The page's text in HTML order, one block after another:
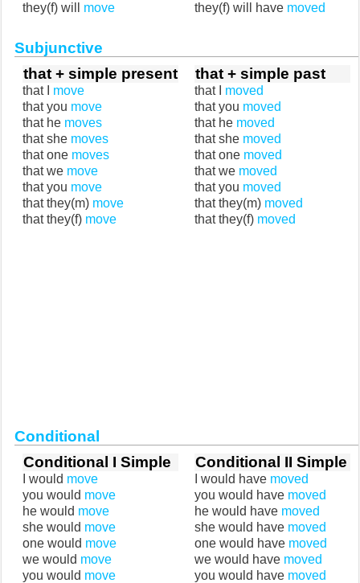
they(f) will move
they(f) will have moved
Subjunctive
that + simple present
that I move
that you move
that he moves
that she moves
that one moves
that we move
that you move
that they(m) move
that they(f) move
that + simple past
that I moved
that you moved
that he moved
that she moved
that one moved
that we moved
that you moved
that they(m) moved
that they(f) moved
Conditional
Conditional I Simple
I would move
you would move
he would move
she would move
one would move
we would move
you would move
Conditional II Simple
I would have moved
you would have moved
he would have moved
she would have moved
one would have moved
we would have moved
you would have moved